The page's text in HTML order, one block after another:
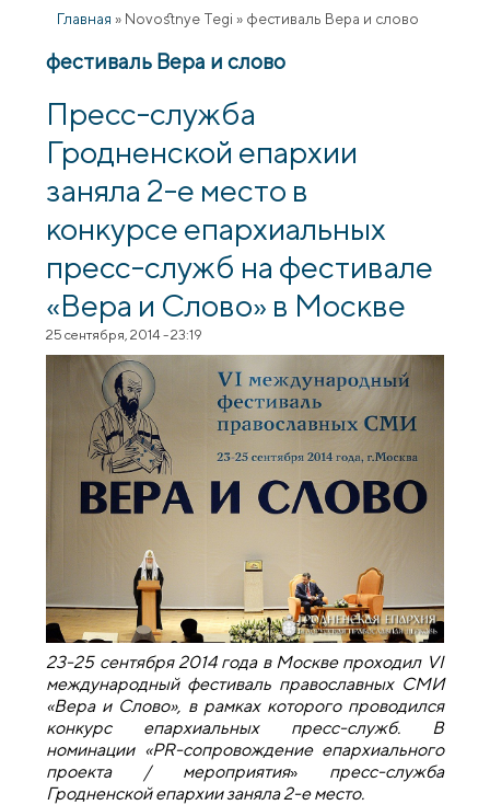
Главная » Novostnye Tegi » фестиваль Вера и слово
фестиваль Вера и слово
Пресс-служба
Гродненской епархии
заняла 2-е место в
конкурсе епархиальных
пресс-служб на фестивале
«Вера и Слово» в Москве
25 сентября, 2014 - 23:19
23-25 сентября 2014 года в Москве проходил VI
международный фестиваль православных СМИ
«Вера и Слово», в рамках которого проводился
конкурс епархиальных пресс-служб. В
номинации «PR-сопровождение епархиального
проекта / мероприятия»пресс-служба
Гродненской епархии заняла 2-е место.